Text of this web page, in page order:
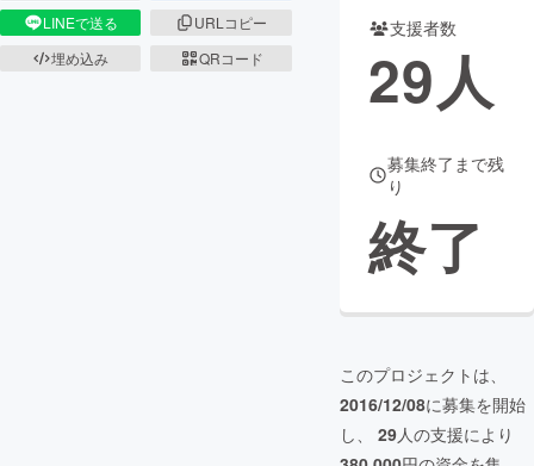
LINEで送る
URLコピー
埋め込み
QRコード
支援者数
29人
募集終了まで残
り
終了
このプロジェクトは、
2016/12/08に募集を開始
し、 29人の支援により